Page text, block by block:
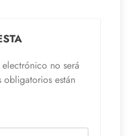
no será
obligatorios están